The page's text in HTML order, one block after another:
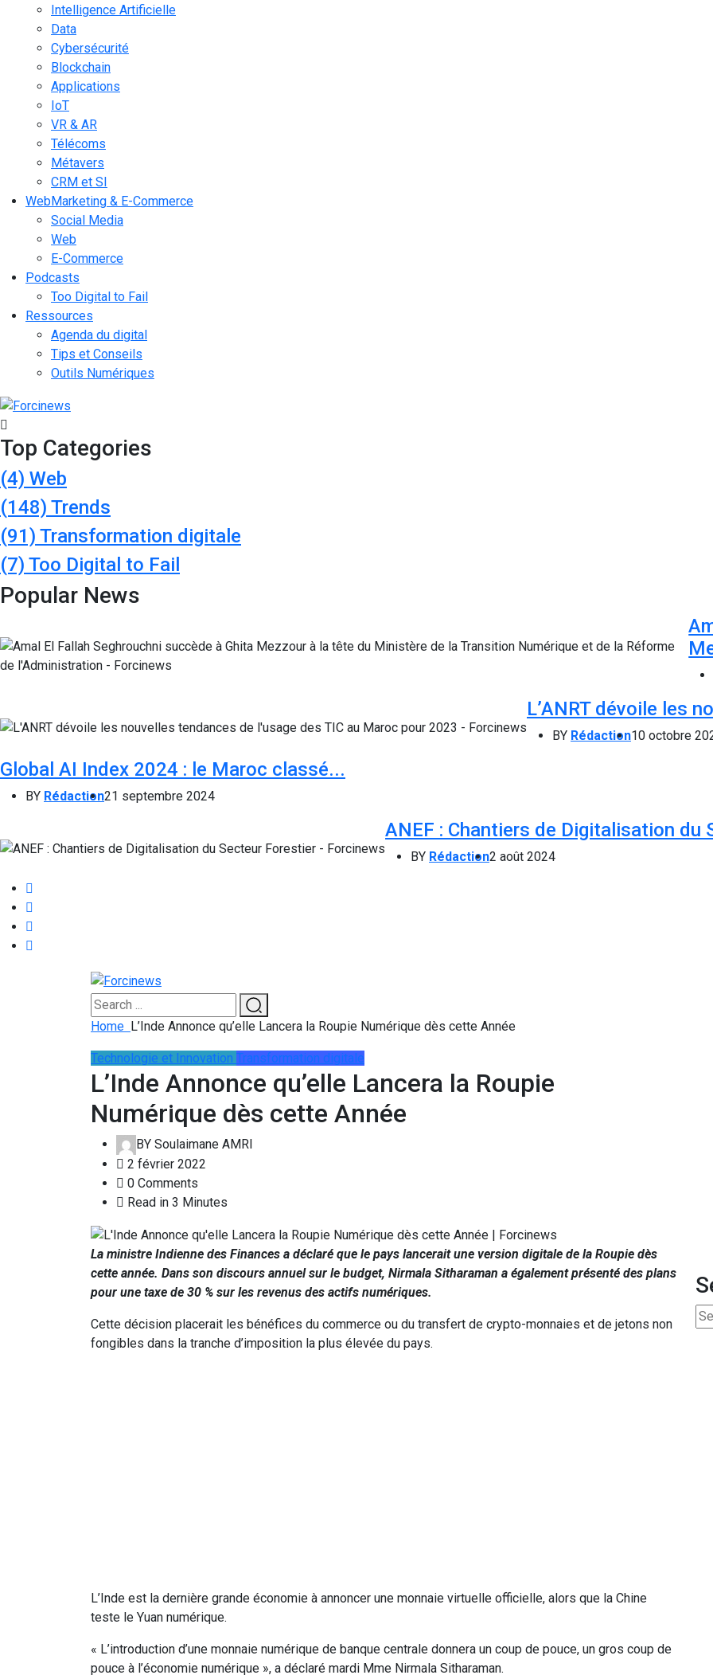
Intelligence Artificielle
Data
Cybersécurité
Blockchain
Applications
IoT
VR & AR
Télécoms
Métavers
CRM et SI
WebMarketing & E-Commerce
Social Media
Web
E-Commerce
Podcasts
Too Digital to Fail
Ressources
Agenda du digital
Tips et Conseils
Outils Numériques
Top Categories
(4) Web
(148) Trends
(91) Transformation digitale
(7) Too Digital to Fail
Popular News
L’ANRT dévoile les
BY Rédaction10 octobre
Global AI Index 2024 : le Maroc classé...
BY Rédaction21 septembre 2024
ANEF : Chantiers de Digitalisation du
BY Rédaction2 août 2024
Home L’Inde Annonce qu’elle Lancera la Roupie Numérique dès cette Année
Technologie et Innovation Transformation digitale
L’Inde Annonce qu’elle Lancera la Roupie
Numérique dès cette Année
BY Soulaimane AMRI
2 février 2022
0 Comments
Read in 3 Minutes
La ministre Indienne des Finances a déclaré que le pays lancerait une version digitale de la Roupie dès
cette année. Dans son discours annuel sur le budget, Nirmala Sitharaman a également présenté des plans
pour une taxe de 30 % sur les revenus des actifs numériques.
Cette décision placerait les bénéfices du commerce ou du transfert de crypto-monnaies et de jetons non
fongibles dans la tranche d’imposition la plus élevée du pays.
L’Inde est la dernière grande économie à annoncer une monnaie virtuelle officielle, alors que la Chine
teste le Yuan numérique.
« L’introduction d’une monnaie numérique de banque centrale donnera un coup de pouce, un gros coup de
pouce à l’économie numérique », a déclaré mardi Mme Nirmala Sitharaman.